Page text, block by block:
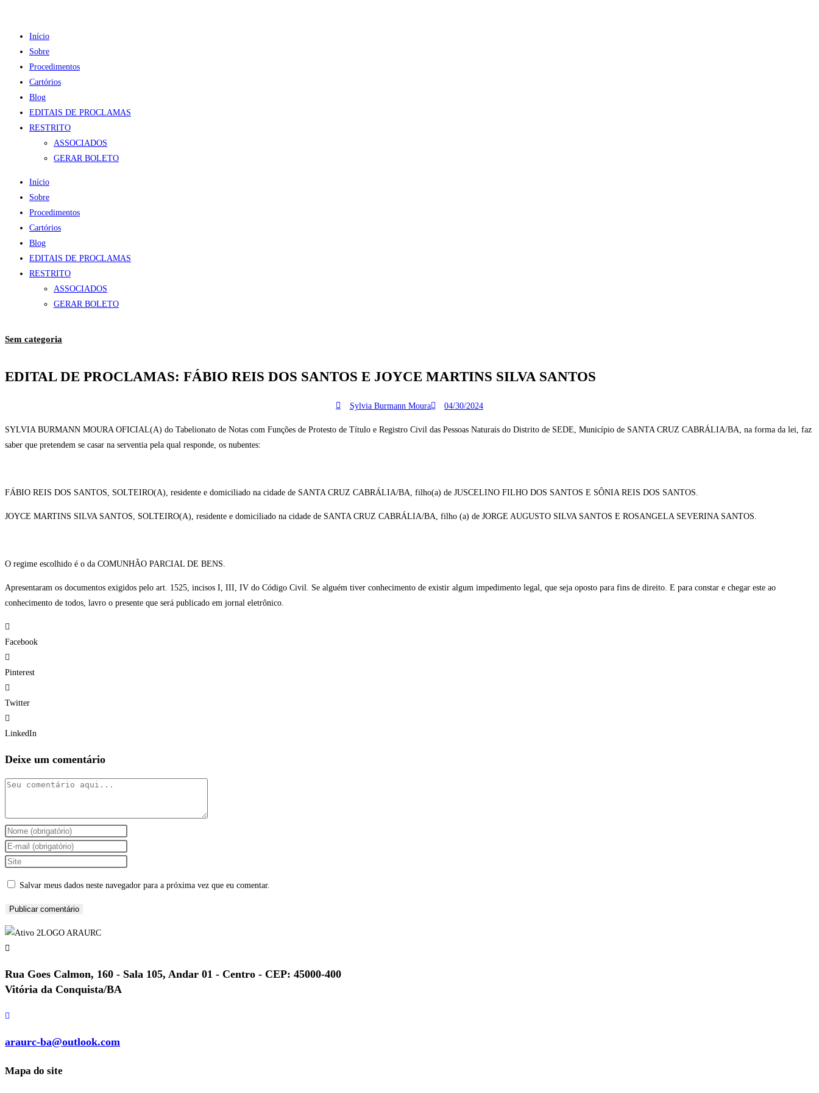
conteúdo
Início
Sobre
Procedimentos
Cartórios
Blog
EDITAIS DE PROCLAMAS
RESTRITO
ASSOCIADOS
GERAR BOLETO
Início
Sobre
Procedimentos
Cartórios
Blog
EDITAIS DE PROCLAMAS
RESTRITO
ASSOCIADOS
GERAR BOLETO
Sem categoria
EDITAL DE PROCLAMAS: FÁBIO REIS DOS SANTOS E JOYCE MARTINS SILVA SANTOS
Sylvia Burmann Moura 04/30/2024
SYLVIA BURMANN MOURA OFICIAL(A) do Tabelionato de Notas com Funções de Protesto de Título e Registro Civil das Pessoas Naturais do Distrito de SEDE, Município de SANTA CRUZ CABRÁLIA/BA, na forma da lei, faz
saber que pretendem se casar na serventia pela qual responde, os nubentes:
FÁBIO REIS DOS SANTOS, SOLTEIRO(A), residente e domiciliado na cidade de SANTA CRUZ CABRÁLIA/BA, filho(a) de JUSCELINO FILHO DOS SANTOS E SÔNIA REIS DOS SANTOS.
JOYCE MARTINS SILVA SANTOS, SOLTEIRO(A), residente e domiciliado na cidade de SANTA CRUZ CABRÁLIA/BA, filho (a) de JORGE AUGUSTO SILVA SANTOS E ROSANGELA SEVERINA SANTOS.
O regime escolhido é o da COMUNHÃO PARCIAL DE BENS.
Apresentaram os documentos exigidos pelo art. 1525, incisos I, III, IV do Código Civil. Se alguém tiver conhecimento de existir algum impedimento legal, que seja oposto para fins de direito. E para constar e chegar este ao
conhecimento de todos, lavro o presente que será publicado em jornal eletrônico.
Facebook
Pinterest
Twitter
LinkedIn
Deixe um comentário
Comentário
Digite
seu
nome
de
para
comentar
Digite
seu
e-
para
comentar
Digite
do
site
(opcional)
Salvar meus dados neste navegador para a próxima vez que eu comentar.
Rua Goes Calmon, 160 - Sala 105, Andar 01 - Centro - CEP: 45000-400
Vitória da Conquista/BA
araurc-ba@outlook.com
Mapa do site